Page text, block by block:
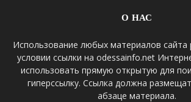
О НАС
Использование любых материалов сайта
условии ссылки на odessainfo.net
использовать прямую открытую для
гиперссылку. Ссылка должна
абзаце материала.